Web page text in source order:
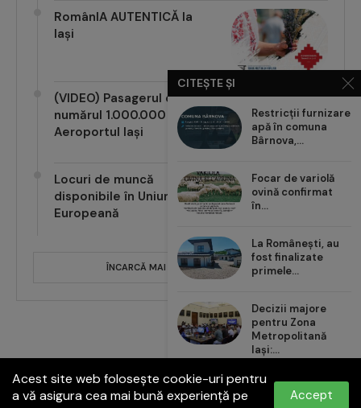
RomânIA AUTENTICĂ la
Iași
(VIDEO) Pasagerul cu
numărul 1.000.000 pe
Aeroportul Iași
Locuri de muncă
disponibile în Uniunea
Europeană
ÎNCARCĂ MAI MULTE POSTĂRI
Acest site web folosește cookie-uri pentru
a vă asigura cea mai bună experiență pe
Accept
CITEȘTE ȘI
Restricții furnizare
apă în comuna
Bârnova,...
Focar de variolă
ovină confirmat
în...
La Românești, au
fost finalizate
primele...
Decizii majore
pentru Zona
Metropolitană
Iași:...
Carrefour România
aduce noul val de...